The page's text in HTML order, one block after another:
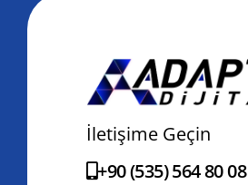
İletişime Geçin
+90 (535) 564 80 08